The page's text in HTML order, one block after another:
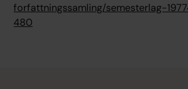
forfattningssamling/semesterlag-
480